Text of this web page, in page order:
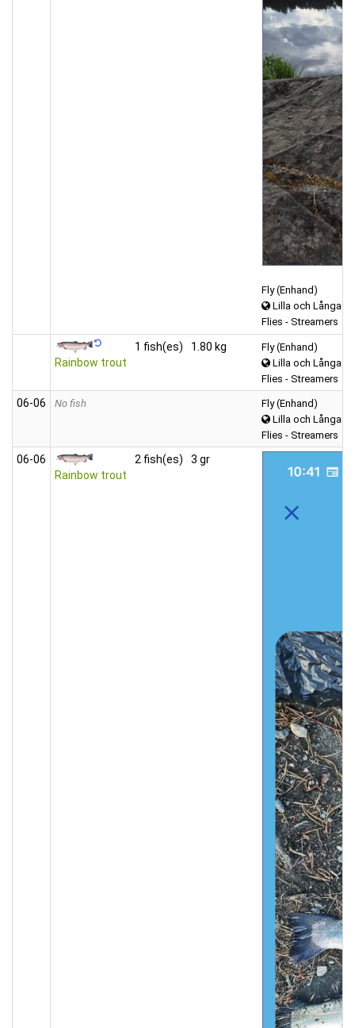
Fly (Enhand)
Lilla och Långa
Flies - Streamers
Rainbow trout
1 fish(es) 1.80 kg
Fly (Enhand)
Lilla och Långa
Flies - Streamers
06‑06 No fish
Fly (Enhand)
Lilla och Långa
Flies - Streamers
06‑06
Rainbow trout
2 fish(es) 3 gr